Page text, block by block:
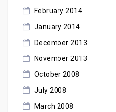
February 2014
January 2014
December 2013
November 2013
October 2008
July 2008
March 2008